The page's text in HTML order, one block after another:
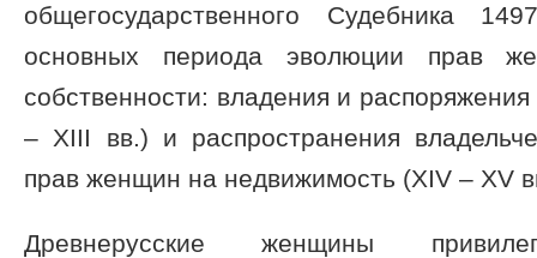
общегосударственного Судебника
основных периода эволюции прав
собственности: владения и
– XIII вв.) и распространения
прав женщин на недвижимость (XIV – XV
Древнерусские женщины